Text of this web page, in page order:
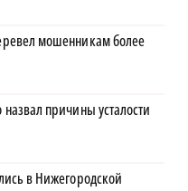
мошенникам более
причины усталости
в Нижегородской